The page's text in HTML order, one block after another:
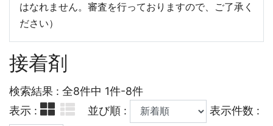
はなれません。審査を行っておりますので、ご了承く
ださい）
接着剤
検索結果 : 全8件中 1件-8件
表示 :
並び順 : 表示件数 :